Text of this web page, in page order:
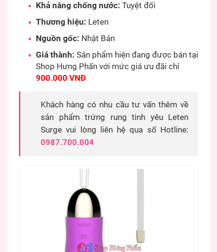
Khả năng chống nước: Tuyệt đối
Thương hiệu: Leten
Nguồn gốc: Nhật Bản
Giá thành: Sản phẩm hiện đang được bán tại
Shop Hưng Phấn với mức giá ưu đãi chỉ
900.000 VNĐ
Khách hàng có nhu cầu tư vấn thêm về
sản phẩm trứng rung tình yêu Leten
Surge vui lòng liên hệ qua số Hotline:
0987.700.004